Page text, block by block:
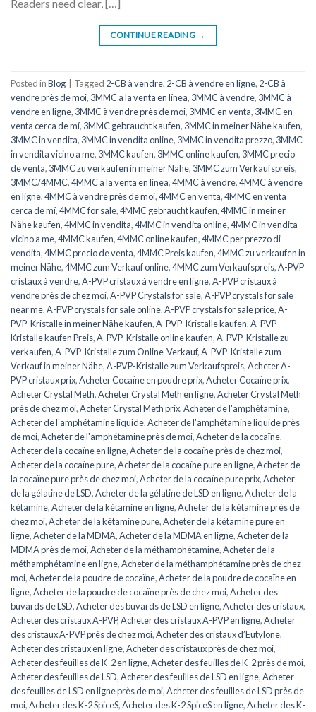
Readers need clear, […]
CONTINUE READING →
Posted inBlog Tagged 2-CB à vendre, 2-CB à vendre en ligne, 2-CB à
vendre près de moi, 3MMC a la venta en línea, 3MMC à vendre, 3MMC à
vendre en ligne, 3MMC à vendre près de moi, 3MMC en venta, 3MMC en
venta cerca de mí, 3MMC gebraucht kaufen, 3MMC in meiner Nähe kaufen,
3MMC in vendita, 3MMC in vendita online, 3MMC in vendita prezzo, 3MMC
in vendita vicino a me, 3MMC kaufen, 3MMC online kaufen, 3MMC precio
de venta, 3MMC zu verkaufen in meiner Nähe, 3MMC zum Verkaufspreis,
3MMC/4MMC,4MMC a la venta en línea,4MMC à vendre,4MMC à vendre
en ligne,4MMC à vendre près de moi,4MMC en venta,4MMC en venta
cerca de mí,4MMC for sale,4MMC gebraucht kaufen,4MMC in meiner
Nähe kaufen,4MMC in vendita,4MMC in vendita online,4MMC in vendita
vicino a me,4MMC kaufen,4MMC online kaufen,4MMC per prezzo di
vendita,4MMC precio de venta,4MMC Preis kaufen,4MMC zu verkaufen in
meiner Nähe,4MMC zum Verkauf online,4MMC zum Verkaufspreis,A-PVP
cristaux à vendre,A-PVP cristaux à vendre en ligne,A-PVP cristaux à
vendre près de chez moi,A-PVP Crystals for sale,A-PVP crystals for sale
near me,A-PVP crystals for sale online,A-PVP crystals for sale price,A-
PVP-Kristalle in meiner Nähe kaufen,A-PVP-Kristalle kaufen,A-PVP-
Kristalle kaufen Preis,A-PVP-Kristalle online kaufen,A-PVP-Kristalle zu
verkaufen,A-PVP-Kristalle zum Online-Verkauf,A-PVP-Kristalle zum
Verkauf in meiner Nähe,A-PVP-Kristalle zum Verkaufspreis,Acheter A-
PVP cristaux prix,Acheter Cocaïne en poudre prix,Acheter Cocaïne prix,
Acheter Crystal Meth,Acheter Crystal Meth en ligne,Acheter Crystal Meth
près de chez moi,Acheter Crystal Meth prix,Acheter de l'amphétamine,
Acheter de l'amphétamine liquide,Acheter de l'amphétamine liquide près
de moi,Acheter de l'amphétamine près de moi,Acheter de la cocaïne,
Acheter de la cocaïne en ligne,Acheter de la cocaïne près de chez moi,
Acheter de la cocaïne pure,Acheter de la cocaïne pure en ligne,Acheter de
la cocaïne pure près de chez moi,Acheter de la cocaïne pure prix,Acheter
de la gélatine de LSD,Acheter de la gélatine de LSD en ligne,Acheter de la
kétamine,Acheter de la kétamine en ligne,Acheter de la kétamine près de
chez moi,Acheter de la kétamine pure,Acheter de la kétamine pure en
ligne,Acheter de la MDMA,Acheter de la MDMA en ligne,Acheter de la
MDMA près de moi,Acheter de la méthamphétamine,Acheter de la
méthamphétamine en ligne,Acheter de la méthamphétamine près de chez
moi,Acheter de la poudre de cocaïne,Acheter de la poudre de cocaïne en
ligne,Acheter de la poudre de cocaïne près de chez moi,Acheter des
buvards de LSD,Acheter des buvards de LSD en ligne,Acheter des cristaux,
Acheter des cristaux A-PVP,Acheter des cristaux A-PVP en ligne,Acheter
des cristaux A-PVP près de chez moi,Acheter des cristaux d’Eutylone,
Acheter des cristaux en ligne,Acheter des cristaux près de chez moi,
Acheter des feuilles de K-2 en ligne,Acheter des feuilles de K-2 près de moi,
Acheter des feuilles de LSD,Acheter des feuilles de LSD en ligne,Acheter
des feuilles de LSD en ligne près de moi,Acheter des feuilles de LSD près de
moi,Acheter des K-2 SpiceS,Acheter des K-2 SpiceS en ligne,Acheter des K-